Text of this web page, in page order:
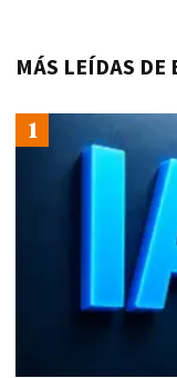
MÁS LEÍDAS DE